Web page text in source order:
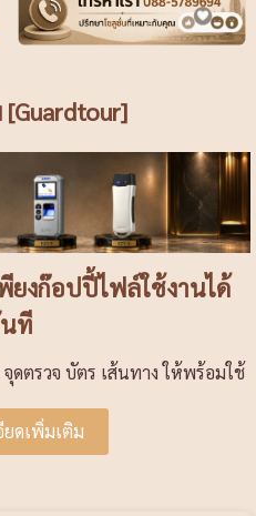
ยงก๊อปปี้ไฟล์ใช้งานได้
ที
ดตรวจ บัตร เส้นทาง ให้พร้อมใช้
ยดเพิ่มเติม